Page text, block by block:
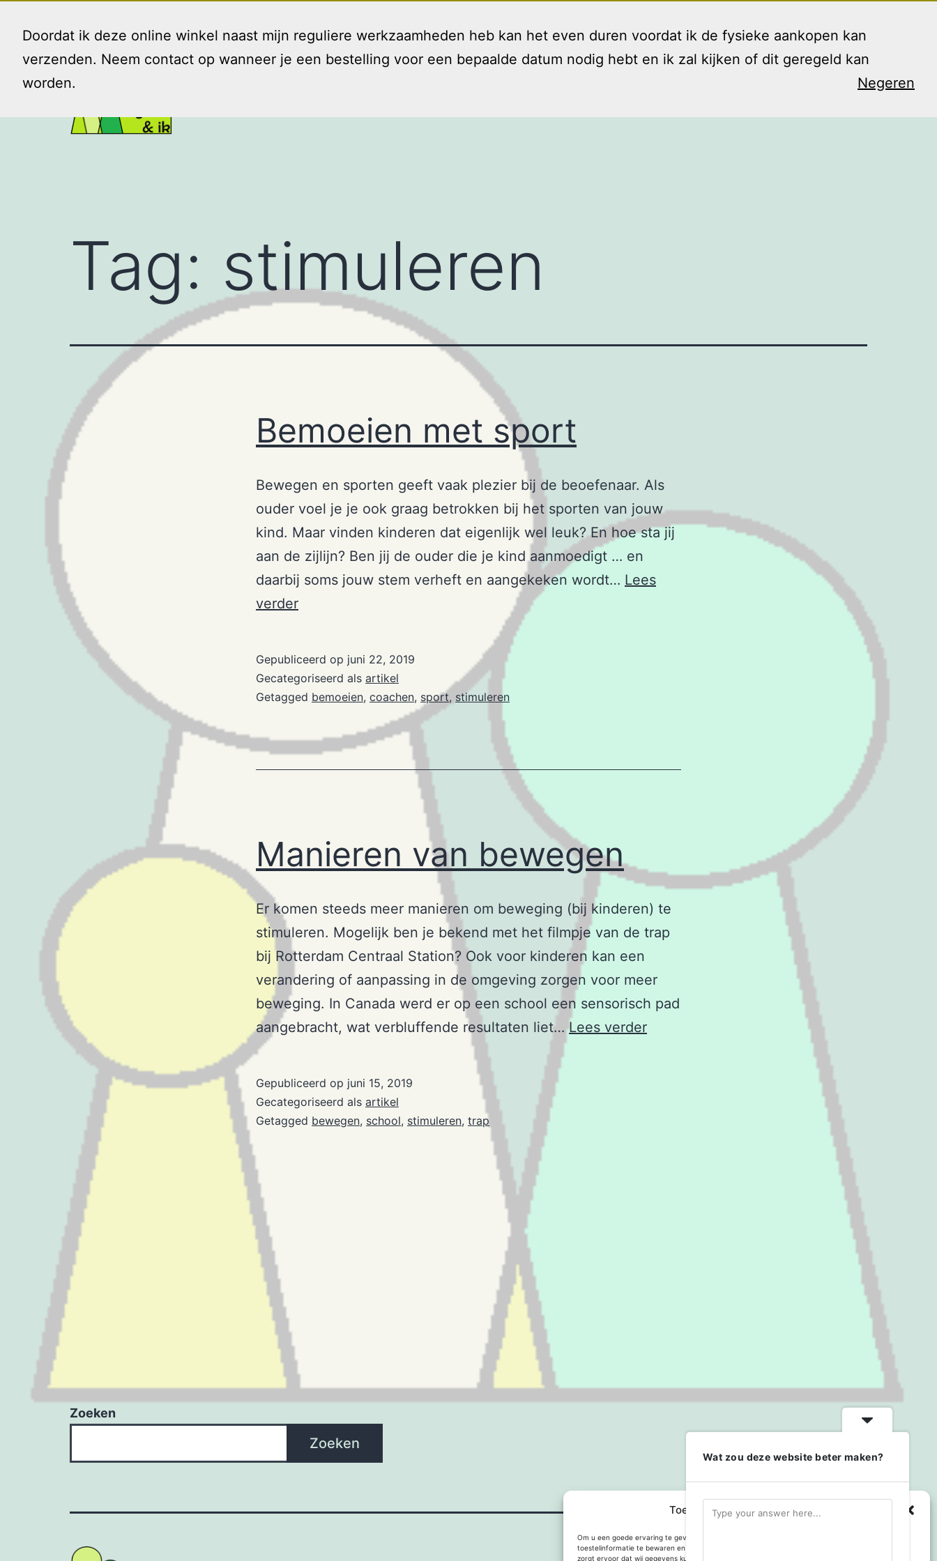
Toestemming cookies beheren
Om u een goede ervaring te geven op deze website maken we gebruik van cookies om
toestelinformatie te bewaren en of te gebruiken. Toestemming voor gebruik van deze technologie
zorgt ervoor dat wij gegevens kunnen verwerken, zoals browsgedrag of bezoekers van deze site.
Doordat ik deze online winkel naast mijn reguliere werkzaamheden heb kan het even duren voordat ik de fysieke aankopen kan
verzenden. Neem contact op wanneer je een bestelling voor een bepaalde datum nodig hebt en ik zal kijken of dit geregeld kan
worden.
Negeren
naar
inhoud
Tag: stimuleren
Bemoeien met sport
Bewegen en sporten geeft vaak plezier bij de beoefenaar. Als
ouder voel je je ook graag betrokken bij het sporten van jouw
kind. Maar vinden kinderen dat eigenlijk wel leuk? En hoe sta jij
aan de zijlijn? Ben jij de ouder die je kind aanmoedigt … en
daarbij soms jouw stem verheft en aangekeken wordt… Lees
verderBemoeien
Gepubliceerd op juni 22, 2019
Gecategoriseerd als artikel
Getagged bemoeien, coachen, sport, stimuleren
Manieren van bewegen
Er komen steeds meer manieren om beweging (bij kinderen) te
stimuleren. Mogelijk ben je bekend met het filmpje van de trap
bij Rotterdam Centraal Station? Ook voor kinderen kan een
verandering of aanpassing in de omgeving zorgen voor meer
beweging. In Canada werd er op een school een sensorisch pad
aangebracht, wat verbluffende resultaten liet…Lees verderManieren
Gepubliceerd op juni 15, 2019
Gecategoriseerd als artikel
Getagged bewegen, school, stimuleren, trap
Zoeken
Zoeken
Wat zou deze website beter maken?